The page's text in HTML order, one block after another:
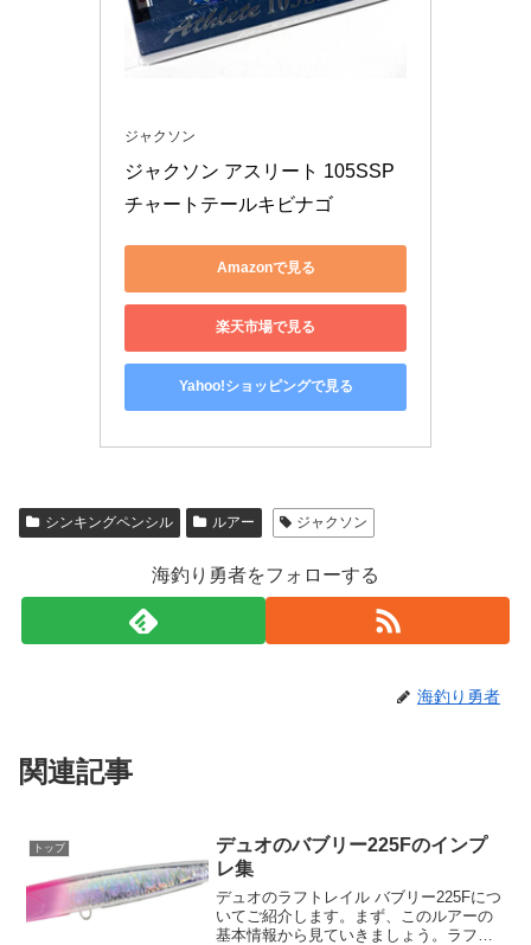
ジャクソン
ジャクソン アスリート 105SSP
チャートテールキビナゴ
Amazonで見る
楽天市場で見る
Yahoo!ショッピングで見る
シンキングペンシル ルアー ジャクソン
海釣り勇者をフォローする
海釣り勇者
関連記事
トップ
デュオのバブリー225Fのインプ
レ集
デュオのラフトレイル バブリー225Fにつ
いてご紹介します。まず、このルアーの
基本情報から見ていきましょう。ラフト